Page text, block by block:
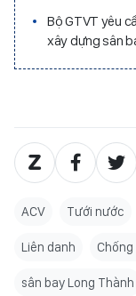
Bộ GTVT yêu
xây dựng sân
ACV Tưới nước
Liên danh Chống
sân bay Long Thành